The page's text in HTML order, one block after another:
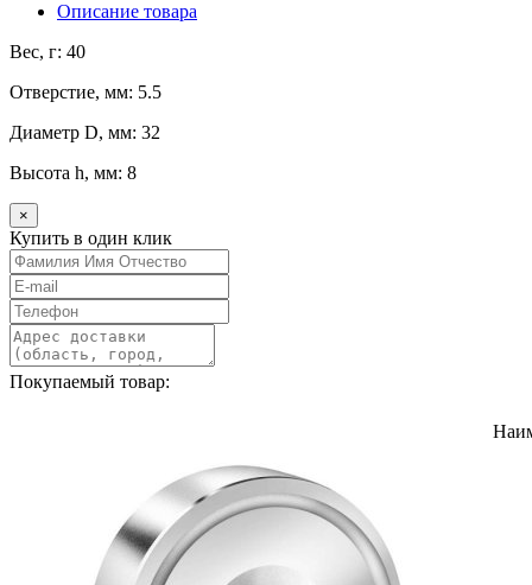
Описание товара
Вес, г: 40
Отверстие, мм: 5.5
Диаметр D, мм: 32
Высота h, мм: 8
×
Купить в один клик
Покупаемый товар: